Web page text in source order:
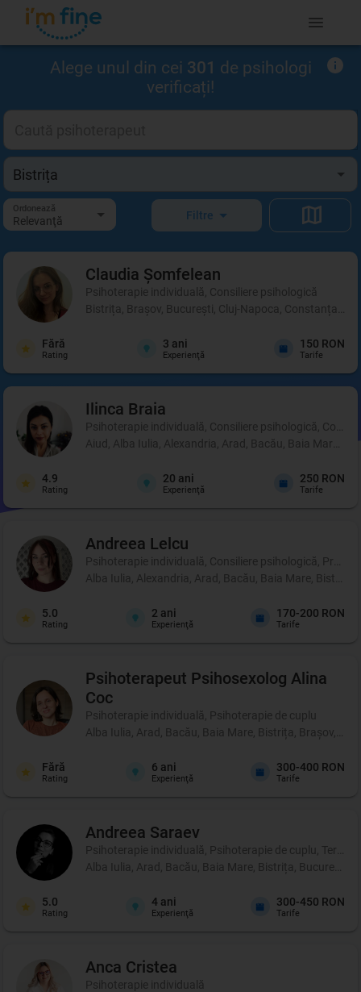
Alege unul din cei 301 de psihologi
verificați!
Ordonează
Relevanţă Filtre
Claudia Șomfelean
Psihoterapie individuală, Consiliere psihologică
Bistrița, Brașov, București, Cluj-Napoca, Constanța,
Fără
Rating
3 ani
Experienţă
150 RON
Tarife
Ilinca Braia
Psihoterapie individuală, Consiliere psihologică,
Aiud, Alba Iulia, Alexandria, Arad, Bacău, Baia Mare,
4.9
Rating
20 ani
Experienţă
250 RON
Tarife
Andreea Lelcu
Psihoterapie individuală, Consiliere psihologică, Profil
Alba Iulia, Alexandria, Arad, Bacău, Baia Mare,
5.0
Rating
2 ani
Experienţă
170-200 RON
Tarife
Psihoterapeut Psihosexolog Alina
Coc
Psihoterapie individuală, Psihoterapie de cuplu
Alba Iulia, Arad, Bacău, Baia Mare, Bistrița, Brașov,
Fără
Rating
6 ani
Experienţă
300-400 RON
Tarife
Andreea Saraev
Psihoterapie individuală, Psihoterapie de cuplu, Terapie
Alba Iulia, Arad, Bacău, Baia Mare, Bistrița, București,
5.0
Rating
4 ani
Experienţă
300-450 RON
Tarife
Anca Cristea
Psihoterapie individuală